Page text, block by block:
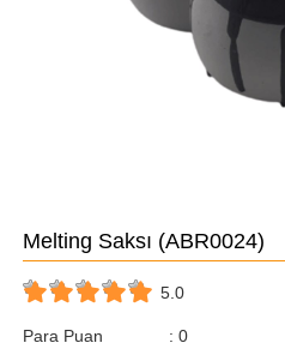
Melting Saksı (ABR0024)
5.0
Para Puan : 0